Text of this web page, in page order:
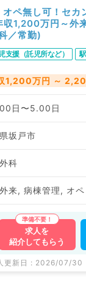
オペ無し可！セ
1,200万円～外
／常勤)
支援（託児所など）
1,200万円 ～
日〜5.00日
坂戸市
科
来, 病棟管理, オペ
求人を
紹介してもらう
更新日 : 2026/07/30